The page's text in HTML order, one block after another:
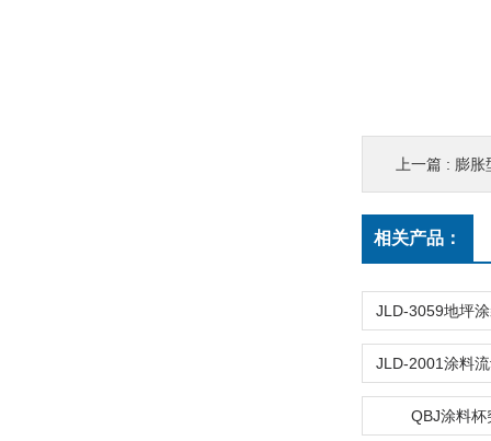
上一篇 : 膨胀
相关产品：
QBJ涂料杯